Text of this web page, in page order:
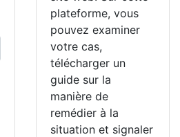
plateforme, vous
pouvez examiner
votre cas,
télécharger un
guide sur la
manière de
remédier à la
situation et signaler